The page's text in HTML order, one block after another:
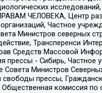
ЧЕЛОВЕКА, Центр
Частное
Министров северных
Трансперенси
Средств Массовой
прессы - Сибирь, Частное
Совета Министров
прессы,
Общественная комиссия по